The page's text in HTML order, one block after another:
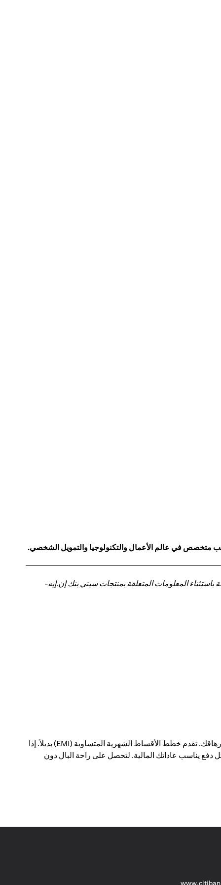
متخصص في عالم الأعمال والتكنولوجيا والتمويل الشخصي.
المعلومات المتعلقة بمنتجات سيتي بنك إن.إيه-
يمكن أن يؤدي الدفع مقابل عمليات شراء كبيرة في معاملة واحدة إلى إحداث فجوة في ميزانيتك الشهرية - وإرهاقك. تقدم خطط الأقساط الشهرية المتساوية (EMI) بديلاً. إذا
يناسب عاداتك المالية. لتحصل على راحة البال دون
(opens in a new tab)